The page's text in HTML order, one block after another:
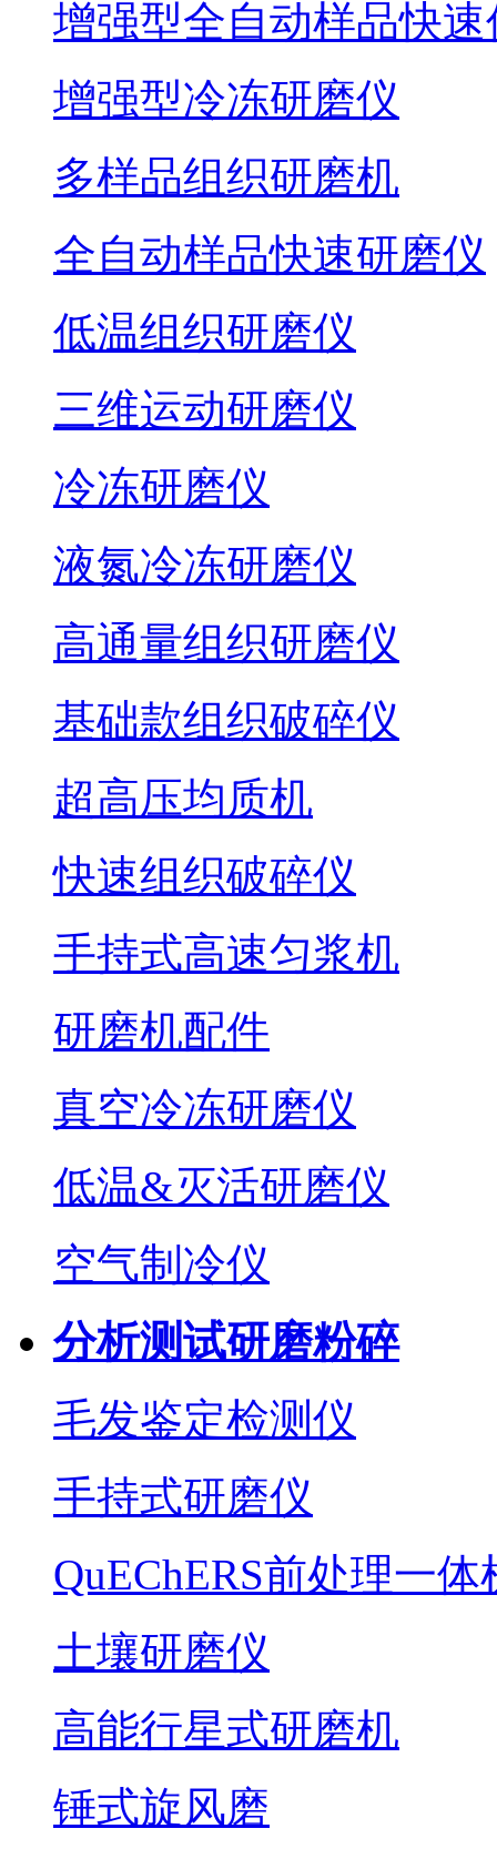
增强型全自动样品快速
增强型冷冻研磨仪
多样品组织研磨机
全自动样品快速研磨仪
低温组织研磨仪
三维运动研磨仪
冷冻研磨仪
液氮冷冻研磨仪
高通量组织研磨仪
基础款组织破碎仪
超高压均质机
快速组织破碎仪
手持式高速匀浆机
研磨机配件
真空冷冻研磨仪
低温&灭活研磨仪
空气制冷仪
分析测试研磨粉碎
毛发鉴定检测仪
手持式研磨仪
QuEChERS前处理一体
土壤研磨仪
高能行星式研磨机
锤式旋风磨